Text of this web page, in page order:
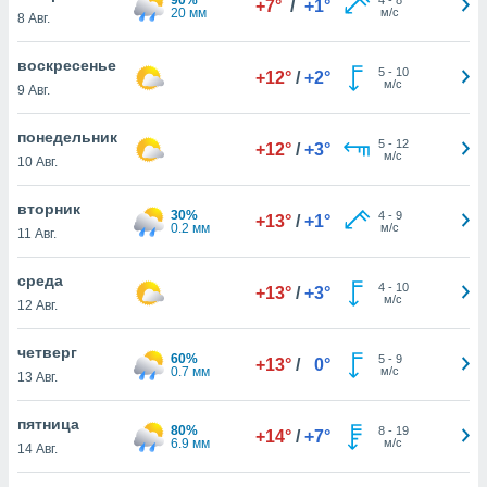
действия
рекламу
нашей
cookie
cookie
в
нашего
8 Авг.
20 мм
+7° / +1°
м/с
воскресенье
9 Авг.
+12° / +2° 5- 10
м/с
понедельник
10 Авг.
+12° / +3° 5- 12
м/с
вторник
11 Авг.
30%
0.2 мм
+13° / +1° 4- 9
м/с
среда
12 Авг.
+13° / +3° 4- 10
м/с
четверг
13 Авг.
60%
0.7 мм
+13° / 0° 5- 9
м/с
пятница
14 Авг.
80%
6.9 мм
+14° / +7° 8- 19
м/с